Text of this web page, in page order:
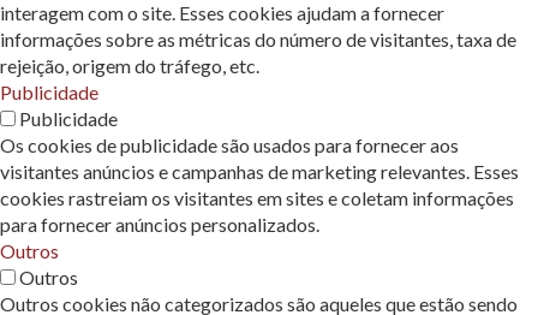
interagem com o site. Esses cookies ajudam a fornecer
informações sobre as métricas do número de visitantes, taxa de
rejeição, origem do tráfego, etc.
Publicidade
Publicidade
Os cookies de publicidade são usados ​​para fornecer aos
visitantes anúncios e campanhas de marketing relevantes. Esses
cookies rastreiam os visitantes em sites e coletam informações
para fornecer anúncios personalizados.
Outros
Outros
Outros cookies não categorizados são aqueles que estão sendo